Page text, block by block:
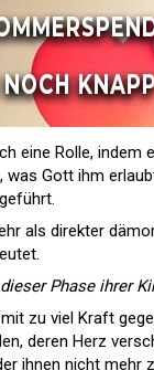
eine Rolle, indem
Gott ihm
als direkter
Phase ihrer
zu viel Kraft
deren Herz
ihnen nicht